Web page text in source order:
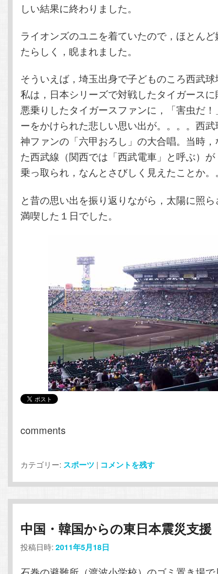
しい結果に終わりました。
ライオンズのユニを着ていたので，ほとん
たらしく，睨まれました。
そういえば，埼玉出身で子どものころ西武
私は，日本シリーズで対戦したタイガース
悪乗りしたタイガースファンに，「害虫だ
ーをかけられた悲しい思い出が。。。。西
神ファンの「六甲おろし」の大合唱。当時
た西武線（関西では「西武電車」と呼ぶ）
乗っ取られ，なんとさびしく見えたことか
と昔の思い出を振り返りながら，太陽に照
満喫した１日でした。
comments
カテゴリー: スポーツ | コメントを残す
中国・韓国からの東日本震災支援
投稿日時:2011年5月18日